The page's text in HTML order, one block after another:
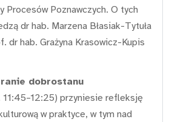
Procesów Poznawczych. O tych
dr hab. Marzena Błasiak-Tytuła
dr hab. Grażyna Krasowicz-Kupis
dobrostanu
11:45–12:25) przyniesie refleksję
w praktyce, w tym nad